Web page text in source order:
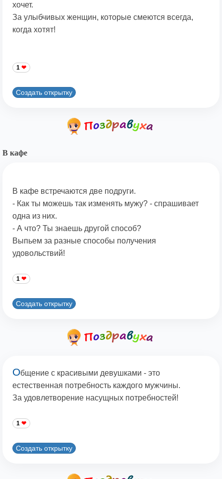
хочет.
За улыбчивых женщин, которые смеются всегда,
когда хотят!
1
Создать открытку
В кафе
В кафе встречаются две подруги.
- Как ты можешь так изменять мужу? - спрашивает
одна из них.
- А что? Ты знаешь другой способ?
Выпьем за разные способы получения
удовольствий!
1
Создать открытку
Общение с красивыми девушками - это
естественная потребность каждого мужчины.
За удовлетворение насущных потребностей!
1
Создать открытку